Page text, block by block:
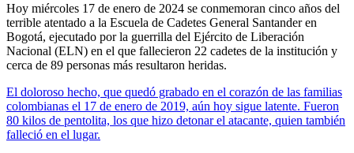
Hoy miércoles 17 de enero de 2024 se conmemoran cinco años del
terrible atentado a la Escuela de Cadetes General Santander en
Bogotá, ejecutado por la guerrilla del Ejército de Liberación
Nacional (ELN) en el que fallecieron 22 cadetes de la institución y
cerca de 89 personas más resultaron heridas.
El doloroso hecho, que quedó grabado en el corazón de las familias
colombianas el 17 de enero de 2019, aún hoy sigue latente. Fueron
80 kilos de pentolita, los que hizo detonar el atacante, quien también
falleció en el lugar.